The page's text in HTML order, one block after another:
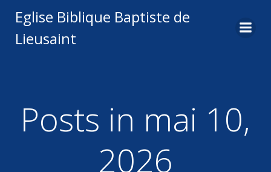
au
Eglise Biblique Baptiste de
Lieusaint
Posts in mai 10,
2026